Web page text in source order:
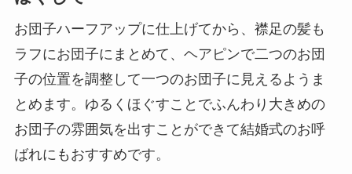
お団子ハーフアップに仕上げてから、襟足の髪も
ラフにお団子にまとめて、ヘアピンで二つのお団
子の位置を調整して一つのお団子に見えるようま
とめます。ゆるくほぐすことでふんわり大きめの
お団子の雰囲気を出すことができて結婚式のお呼
ばれにもおすすめです。